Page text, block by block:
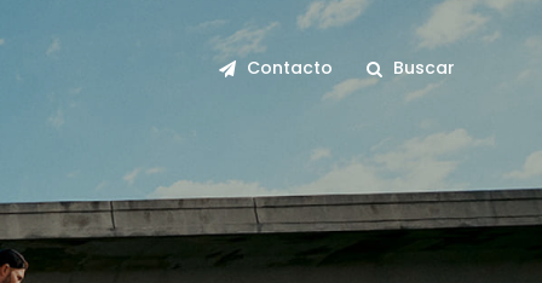
Contacto Buscar